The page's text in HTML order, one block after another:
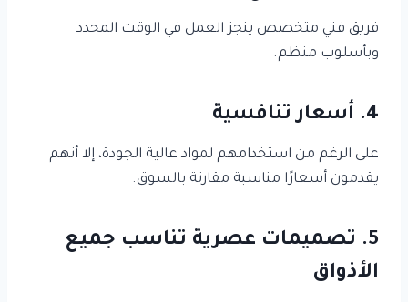
فريق فني متخصص ينجز العمل في الوقت المحدد
وبأسلوب منظم.
4. أسعار تنافسية
على الرغم من استخدامهم لمواد عالية الجودة، إلا أنهم
يقدمون أسعارًا مناسبة مقارنة بالسوق.
5. تصميمات عصرية تناسب جميع
الأذواق